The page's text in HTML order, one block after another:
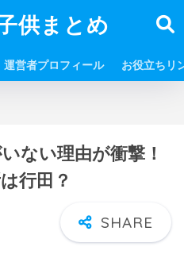
供まとめ
運営者プロフィール お役立ちリ
ない理由が衝撃！
行田？